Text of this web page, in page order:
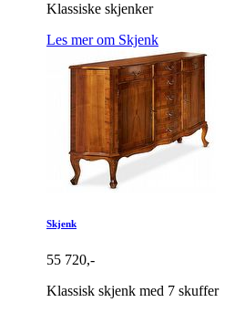
Klassiske skjenker
Les mer om Skjenk
Skjenk
55 720,-
Klassisk skjenk med 7 skuffer